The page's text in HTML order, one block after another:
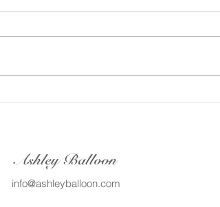
Ashley Balloon
info@ashleyballoon.com